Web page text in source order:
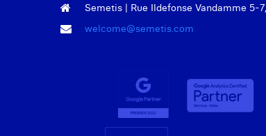
Semetis | Rue Ildefonse Vandamme
welcome@semetis.com